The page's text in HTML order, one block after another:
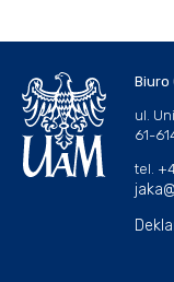
Biuro
ul.
61-
tel.